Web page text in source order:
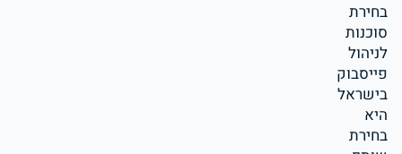
בחירת
סוכנות
לניהול
פייסבוק
בישראל
היא
בחירת